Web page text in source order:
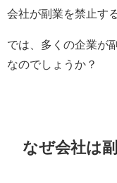
会社が副業を禁止す
では、多くの企業が
なのでしょうか？
なぜ会社は